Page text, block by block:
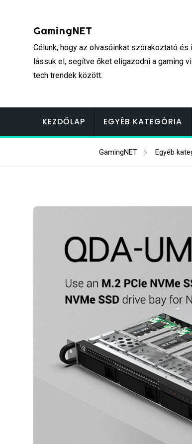
GamingNET
Célunk, hogy az olvasóinkat szórakoztató és
lássuk el, segítve őket eligazodni a gaming
tech trendek között.
KEZDŐLAP EGYÉB KATEGÓRIA
GamingNET Egyéb